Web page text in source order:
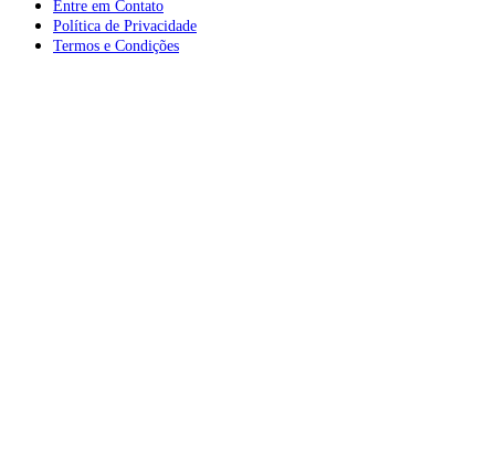
Entre em Contato
Política de Privacidade
Termos e Condições